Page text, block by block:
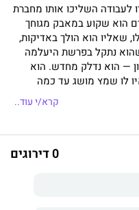
לעבודה השליכו אותו מחברת
הוא שקוע במאבק מגוחך
שאליו הוא הולך באדיקות,
נתקל בפרשת היעלמה
— הוא נדלק מחדש. הוא
לו שמץ מושג עד כמה
אדום ולא שבה עתיד לפתל
אמיר גוטפרוינד
המוזרה, המצחיקה והעצובה
שואה שלנו (זוכה פרס בוכמן
עפים, מיקמו אותו בין
קרא/י עוד..
0 דירוגים